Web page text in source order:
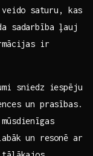
veido ⁤saturu, kas
‍sadarbība ļauj
ir
sniedz iespēju
un prasības.
un resonē ar